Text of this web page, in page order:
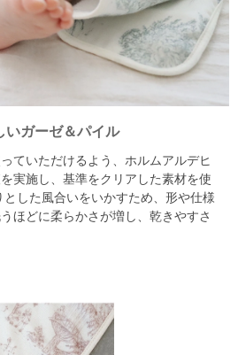
いガーゼ＆パイル
ていただけるよう、 ホルムアルデヒ
実施し、基準をクリアした素材を使
とした風合いをいかすため、形や仕様
ほどに柔らかさが増し、乾きやすさ